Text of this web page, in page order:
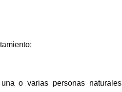
o varias personas naturales